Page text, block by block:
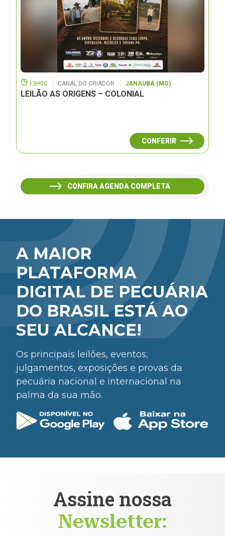
13H00 CANAL DO CRIADOR JANAUBÁ (MG)
LEILÃO AS ORIGENS – COLONIAL
CONFERIR
CONFIRA AGENDA COMPLETA
A MAIOR
PLATAFORMA
DIGITAL DE PECUÁRIA
DO BRASIL ESTÁ AO
SEU ALCANCE!
Os principais leilões, eventos,
julgamentos, exposições e provas da
pecuária nacional e internacional na
palma da sua mão.
Assine nossa
Newsletter: